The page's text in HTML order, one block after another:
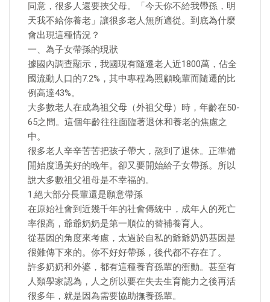
同意，很多人還要挾父母。「今天你不給我帶孫，明
天我不給你養老」讓很多老人無所適從。到底為什麼
會出現這種情況？
一、為子女帶孫的現狀
據國內調查顯示，我國現有隨遷老人近1800萬，佔全
國流動人口的7.2%，其中專程為照顧晚輩而隨遷的比
例高達43%。
大多數老人在成為祖父母（外祖父母）時，年齡在50-
65之間。這個年齡往往面臨著退休和養老的焦慮之
中。
很多老人辛辛苦苦把孩子帶大，熬到了退休。正準備
開始度過美好的晚年。卻又要開始給子女帶孫。所以
說大多數祖父祖母是不幸福的。
1.絕大部分長輩還是願意帶孫
在原始社會到近幾千年的社會傳統中，成年人的死亡
率很高，爺爺奶奶是第一順位的替補養育人。
從基因的角度來考慮，太過於自私的爺爺奶奶基因是
很難傳下來的。你不好好帶孫，後代都不存在了。
許多奶奶和外婆，都有這種養育孫輩的衝動。甚至有
人類學家認為，人之所以要在失去生育能力之後再活
很多年，就是因為需要協助撫養孫輩。